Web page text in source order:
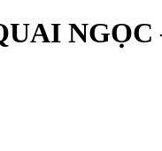
NGỌC